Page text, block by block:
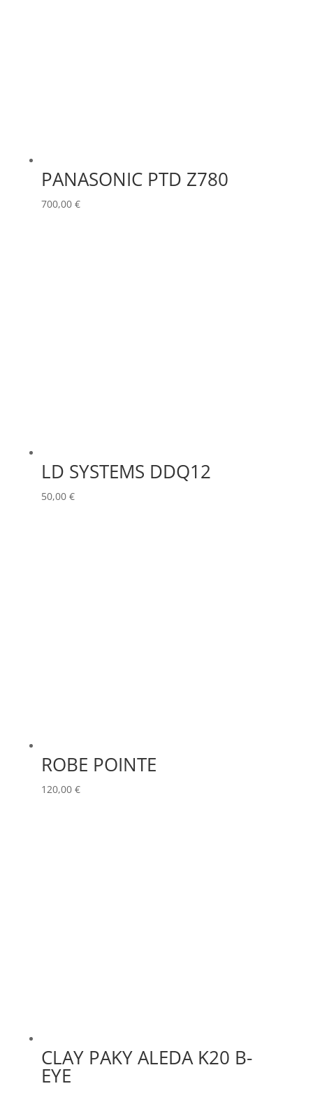
PANASONIC PTD Z780
700,00 €
LD SYSTEMS DDQ12
50,00 €
ROBE POINTE
120,00 €
CLAY PAKY ALEDA K20 B-
EYE